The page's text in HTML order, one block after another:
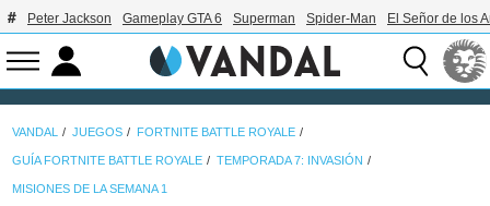
Peter Jackson Gameplay GTA 6 Superman Spider-Man El Señor de los
VANDAL JUEGOS FORTNITE BATTLE ROYALE
GUÍA FORTNITE BATTLE ROYALE TEMPORADA 7: INVASIÓN
MISIONES DE LA SEMANA 1